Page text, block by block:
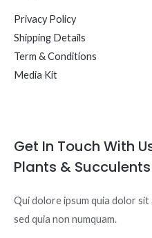
Privacy Policy
Shipping Details
Term & Conditions
Media Kit
Get In Touch With
Plants & Succulents
Qui dolore ipsum quia dolor
sed quia non numquam.